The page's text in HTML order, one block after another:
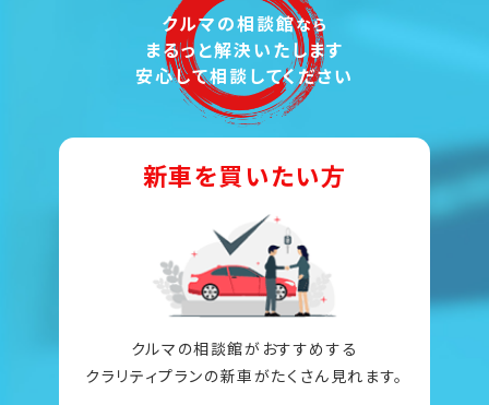
クルマの相談館なら
まるっと解決いたします
安心して相談してください
新車を買いたい方
クルマの相談館がおすすめする
クラリティプランの新車がたくさん見れます。